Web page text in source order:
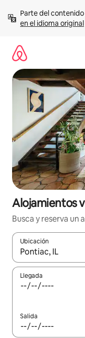
contenido
Parte del
en el idioma original
Alojamientos
Busca y reserva
Ubicación
Cuando los
Llegada
Salida